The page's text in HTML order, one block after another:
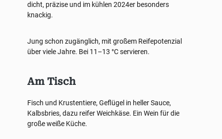
dicht, präzise und im kühlen 2024er besonders
knackig.
Jung schon zugänglich, mit großem Reifepotenzial
über viele Jahre. Bei 11–13 °C servieren.
Am Tisch
Fisch und Krustentiere, Geflügel in heller Sauce,
Kalbsbries, dazu reifer Weichkäse. Ein Wein für die
große weiße Küche.